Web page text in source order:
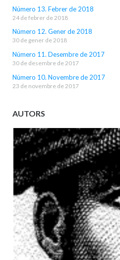
Número 13. Febrer de 2018
24 de febrer de 2018
Número 12. Gener de 2018
30 de gener de 2018
Número 11. Desembre de 2017
30 de desembre de 2017
Número 10. Novembre de 2017
23 de novembre de 2017
AUTORS